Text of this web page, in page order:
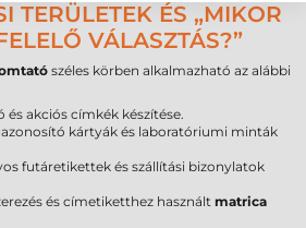
TERÜLETEK ÉS „MIKOR
VÁLASZTÁS?”
széles körben alkalmazható az alábbi
és akciós címkék készítése.
kártyák és laboratóriumi minták
futáretikettek és szállítási bizonylatok
és címetiketthez használt matrica